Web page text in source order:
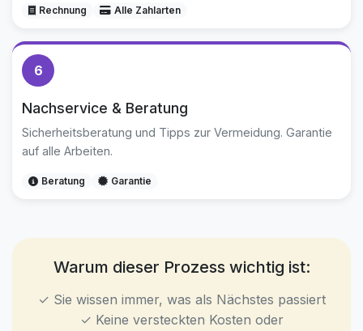
Rechnung Alle Zahlarten
6
Nachservice & Beratung
Sicherheitsberatung und Tipps zur Vermeidung. Garantie
auf alle Arbeiten.
Beratung Garantie
Warum dieser Prozess wichtig ist:
✓ Sie wissen immer, was als Nächstes passiert
✓ Keine versteckten Kosten oder